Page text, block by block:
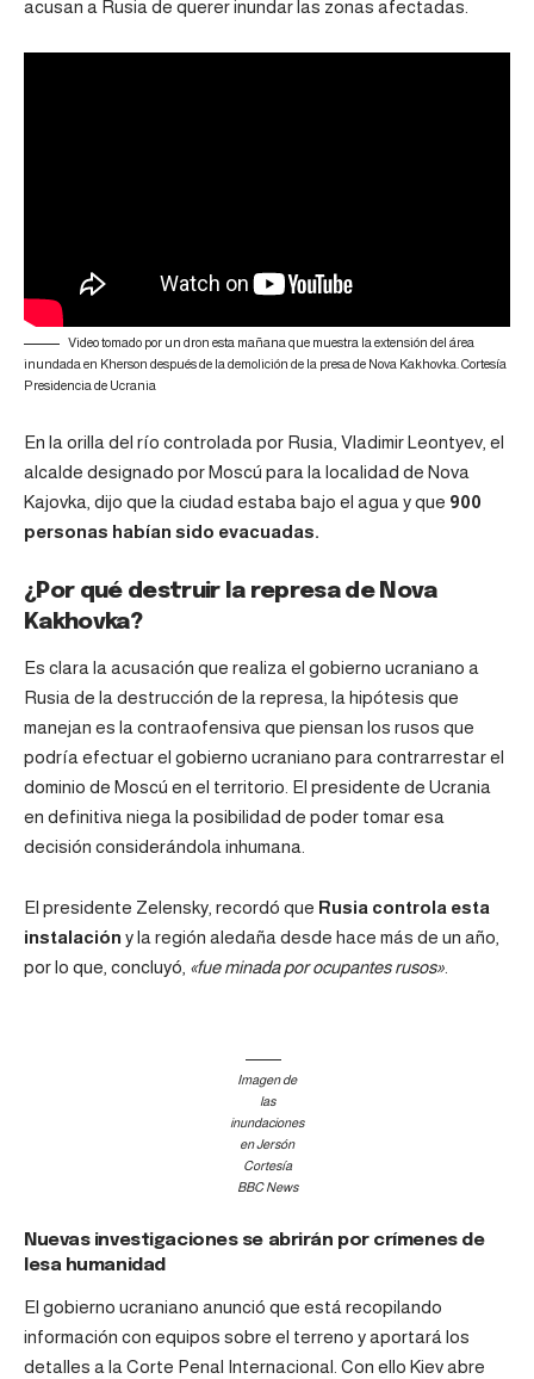
acusan a Rusia de querer inundar las zonas afectadas.
Video tomado por un dron esta mañana que muestra la extensión del área
inundada en Kherson después de la demolición de la presa de Nova Kakhovka. Cortesía
Presidencia de Ucrania
En la orilla del río controlada por Rusia, Vladimir Leontyev, el
alcalde designado por Moscú para la localidad de Nova
Kajovka, dijo que la ciudad estaba bajo el agua y que 900
personas habían sido evacuadas.
¿Por qué destruir la represa de Nova
Kakhovka?
Es clara la acusación que realiza el gobierno ucraniano a
Rusia de la destrucción de la represa, la hipótesis que
manejan es la contraofensiva que piensan los rusos que
podría efectuar el gobierno ucraniano para contrarrestar el
dominio de Moscú en el territorio. El presidente de Ucrania
en definitiva niega la posibilidad de poder tomar esa
decisión considerándola inhumana.
El presidente Zelensky, recordó que Rusia controla esta
instalación y la región aledaña desde hace más de un año,
por lo que, concluyó, «fue minada por ocupantes rusos»
Imagen de
las
inundaciones
en Jersón
Cortesía
BBC News
Nuevas investigaciones se abrirán por crímenes de
lesa humanidad
El gobierno ucraniano anunció que está recopilando
información con equipos sobre el terreno y aportará los
detalles a la Corte Penal Internacional. Con ello Kiev abre